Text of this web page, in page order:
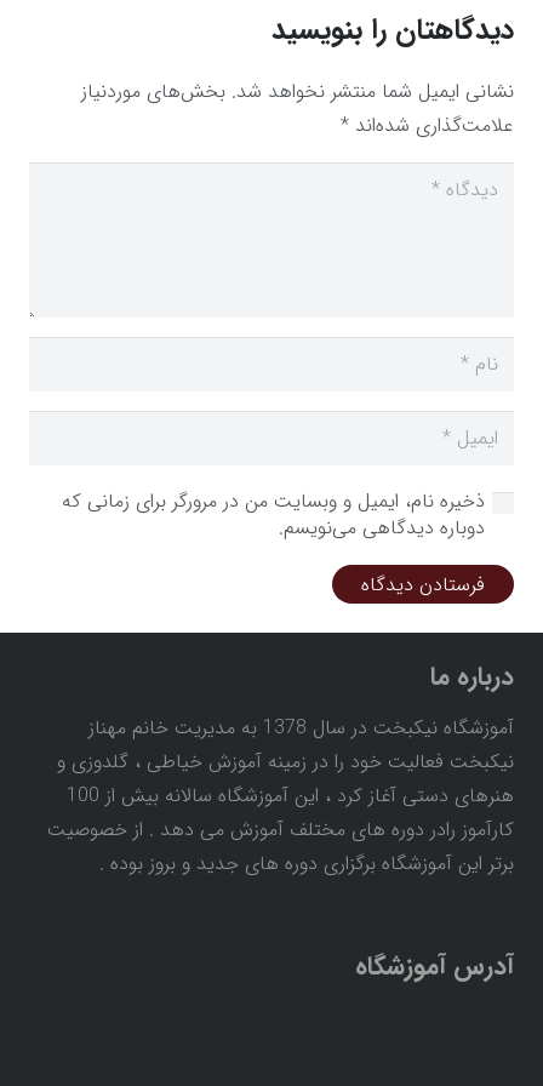
دیدگاهتان را بنویسید
نشانی ایمیل شما منتشر نخواهد شد. بخش‌های موردنیاز
علامت‌گذاری شده‌اند *
ذخیره نام، ایمیل و وبسایت من در مرورگر برای زمانی که
دوباره دیدگاهی می‌نویسم.
فرستادن دیدگاه
درباره ما
آموزشگاه نیکبخت در سال 1378 به مدیریت خانم مهناز
نیکبخت فعالیت خود را در زمینه آموزش خیاطی ، گلدوزی و
هنرهای دستی آغاز کرد ، این آموزشگاه سالانه بیش از 100
کارآموز رادر دوره های مختلف آموزش می دهد . از خصوصیت
برتر این آموزشگاه برگزاری دوره های جدید و بروز بوده .
آدرس آموزشگاه